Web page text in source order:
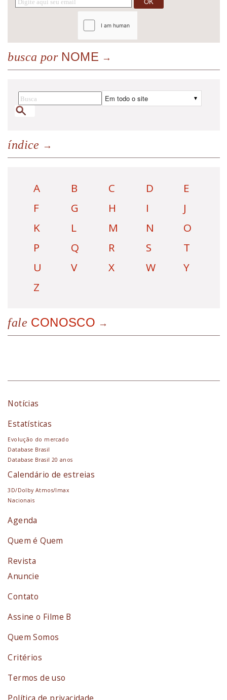
busca porNOME
índice
A B C D
E
F
G H I
J
K
L M N
O
P
Q R S
T
U
V X W
Y
Z
fale CONOSCO
Notícias
Estatísticas
Evolução do mercado
Database Brasil
Database Brasil 20 anos
Calendário de estreias
3D/Dolby Atmos/Imax
Nacionais
Agenda
Quem é Quem
Revista
Anuncie
Contato
Assine o Filme B
Quem Somos
Critérios
Termos de uso